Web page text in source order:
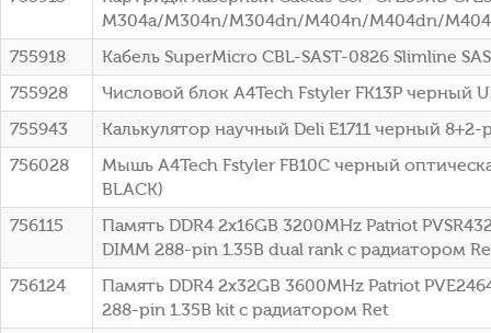
M304a/M304n/M304dn/M404n/M404dn/
755918
Кабель SuperMicro CBL-SAST-0826 Slimline
755928
Числовой блок A4Tech Fstyler FK13P черный
755943
Калькулятор научный Deli E1711 черный 8+2-
756028
Мышь A4Tech Fstyler FB10C черный
BLACK)
756115
Память DDR4 2x16GB 3200MHz Patriot
DIMM 288-pin 1.35В dual rank с радиатором
756124
Память DDR4 2x32GB 3600MHz Patriot
288-pin 1.35В kit с радиатором Ret